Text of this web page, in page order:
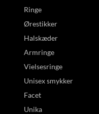
Ringe
Ørestikker
Halskæder
Armringe
Vielsesringe
Unisex smykker
Facet
Unika